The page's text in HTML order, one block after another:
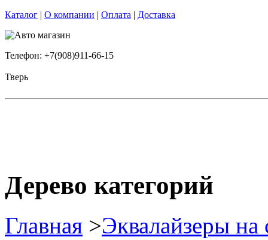
Каталог | О компании | Оплата | Доставка
Телефон: +7(908)911-66-15
Тверь
Дерево категорий
Главная >Эквалайзеры на